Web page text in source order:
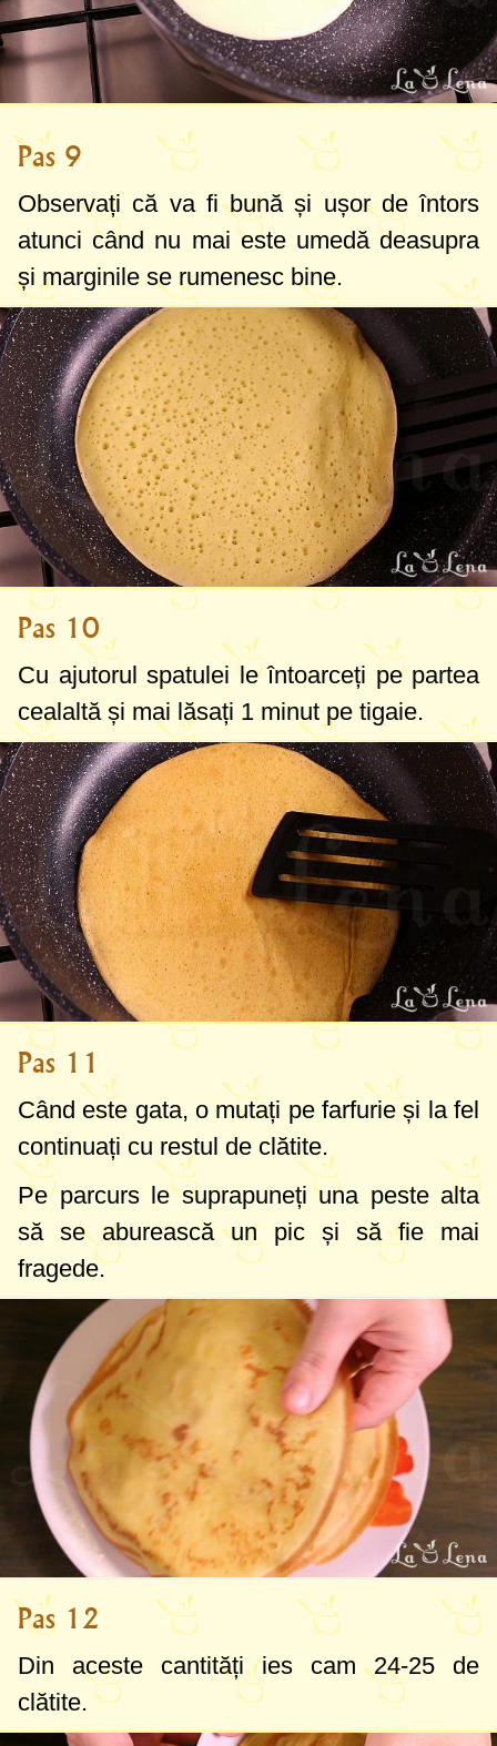
Pas 9
Observați că va fi bună și ușor de întors
atunci când nu mai este umedă deasupra
și marginile se rumenesc bine.
Pas 10
Cu ajutorul spatulei le întoarceți pe partea
cealaltă și mai lăsați 1 minut pe tigaie.
Pas 11
Când este gata, o mutați pe farfurie și la fel
continuați cu restul de clătite.
Pe parcurs le suprapuneți una peste alta
să se aburească un pic și să fie mai
fragede.
Pas 12
Din aceste cantități ies cam 24-25 de
clătite.